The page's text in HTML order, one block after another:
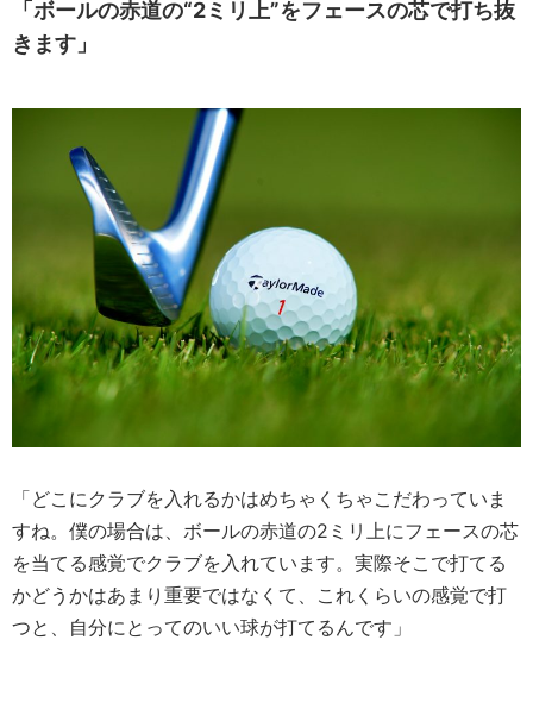
「ボールの赤道の“2ミリ上”をフェースの芯で打ち抜
きます」
「どこにクラブを入れるかはめちゃくちゃこだわっていま
すね。僕の場合は、ボールの赤道の2ミリ上にフェースの芯
を当てる感覚でクラブを入れています。実際そこで打てる
かどうかはあまり重要ではなくて、これくらいの感覚で打
つと、自分にとってのいい球が打てるんです」